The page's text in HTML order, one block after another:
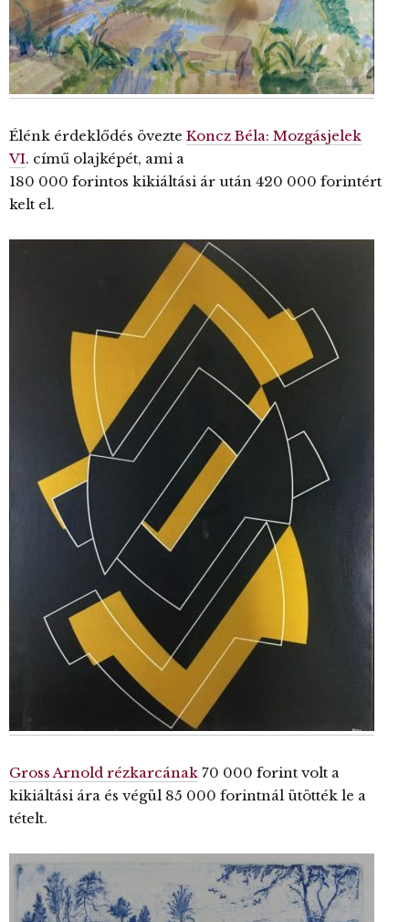
Élénk érdeklődés övezte Koncz Béla: Mozgásjelek
VI. című olajképét, ami a
180 000 forintos kikiáltási ár után 420 000 forintért
kelt el.
Gross Arnold rézkarcának 70 000 forint volt a
kikiáltási ára és végül 85 000 forintnál ütötték le a
tételt.